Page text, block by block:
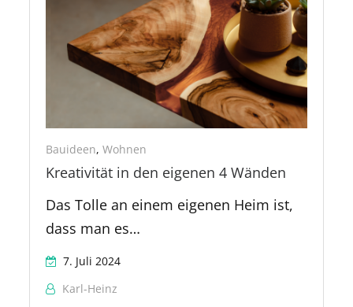
Bauideen,Wohnen
Kreativität in den eigenen 4 Wänden
Das Tolle an einem eigenen Heim ist,
dass man es…
7. Juli 2024
Karl-Heinz